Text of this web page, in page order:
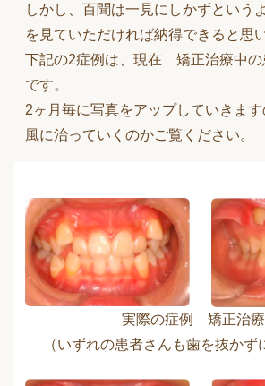
しかし、百聞は一見にしかずという
を見ていただければ納得できると思
下記の2症例は、現在 矯正治療中の
です。
2ヶ月毎に写真をアップしていきます
風に治っていくのかご覧ください。
実際の症例 矯正治
（いずれの患者さんも歯を抜かず